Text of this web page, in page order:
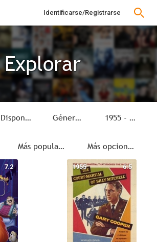
Identificarse/Registrarse
Explorar
Disponible Género 1955 - 1955
Más populares Más opciones
7.2 6.5
1955